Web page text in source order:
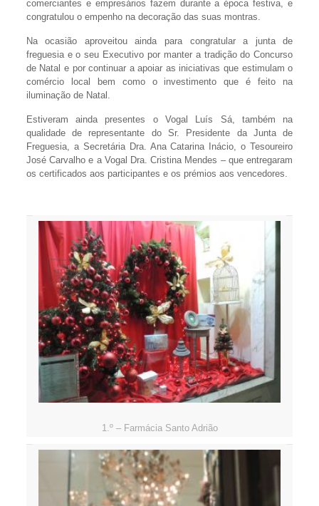
comerciantes e empresários fazem durante a época festiva, e
congratulou o empenho na decoração das suas montras.
Na ocasião aproveitou ainda para congratular a junta de
freguesia e o seu Executivo por manter a tradição do Concurso
de Natal e por continuar a apoiar as iniciativas que estimulam o
comércio local bem como o investimento que é feito na
iluminação de Natal.
Estiveram ainda presentes o Vogal Luís Sá, também na
qualidade de representante do Sr. Presidente da Junta de
Freguesia, a Secretária Dra. Ana Catarina Inácio, o Tesoureiro
José Carvalho e a Vogal Dra. Cristina Mendes – que entregaram
os certificados aos participantes e os prémios aos vencedores.
1.º – Farmácia Santo Adrião